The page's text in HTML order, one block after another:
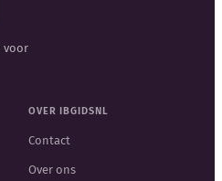
voor
OVER IBGIDSNL
Contact
Over ons